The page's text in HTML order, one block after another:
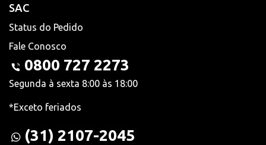
SAC
Status do Pedido
Fale Conosco
0800 727 2273
Segunda à sexta 8:00 às 18:00
*Exceto feriados
(31) 2107-2045